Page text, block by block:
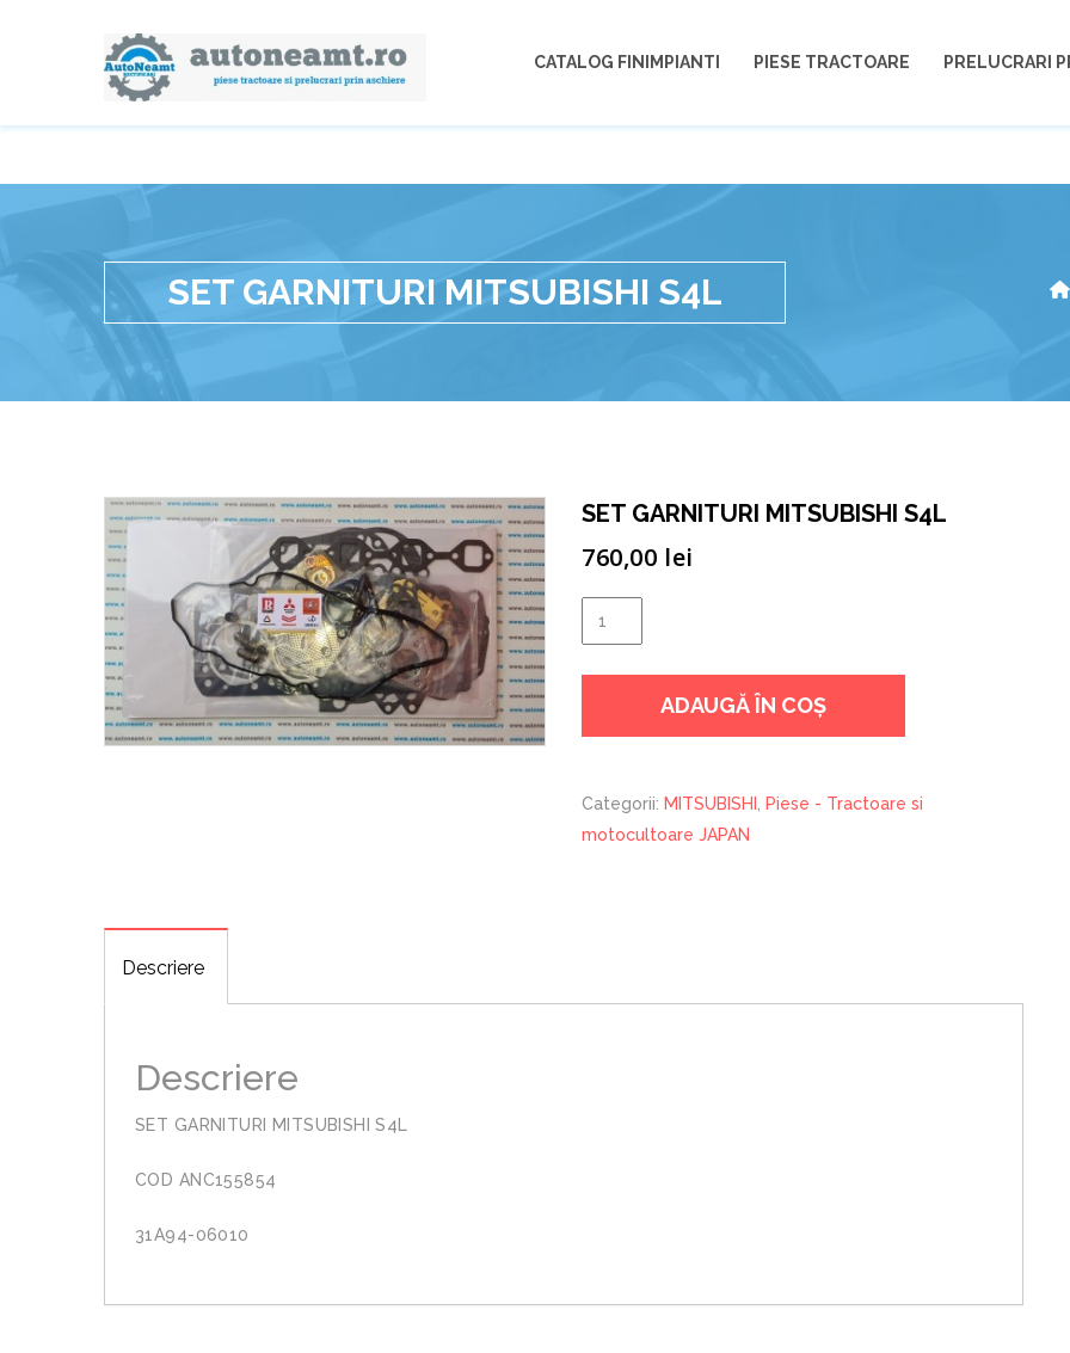
CATALOG FINIMPIANTI PIESE TRACTOARE PRELUCRARI
SET GARNITURI MITSUBISHI S4L
SET GARNITURI MITSUBISHI S4L
760,00 lei
SET
GARNITURI
MITSUBISHI
S4L
ADAUGĂ ÎN COȘ
Categorii: MITSUBISHI
Piese - Tractoare si
motocultoare JAPAN
Descriere
Descriere
SET GARNITURI MITSUBISHI S4L
COD ANC155854
31A94-06010